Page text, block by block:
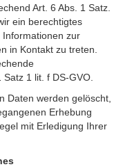
Art. 6 Abs. 1 Satz.
ein berechtigtes
zur
in Kontakt zu treten.
1 lit. f DS-GVO.
Daten werden gelöscht,
Erhebung
mit Erledigung Ihrer